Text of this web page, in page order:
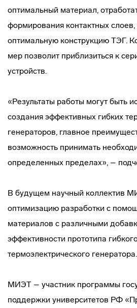
оптимальный материал,
формирования контактных
оптимальную конструкцию ТЭГ.
мер позволит приблизиться к
устройств.
«Результаты работы могут быть
создания эффективных гибких
генераторов, главное
возможность принимать
определенных пределах», –
В будущем научный коллектив
оптимизацию разработки с
материалов с различными
эффективности прототипа
термоэлектрического генератора.
МИЭТ – участник программы
поддержки университетов РФ